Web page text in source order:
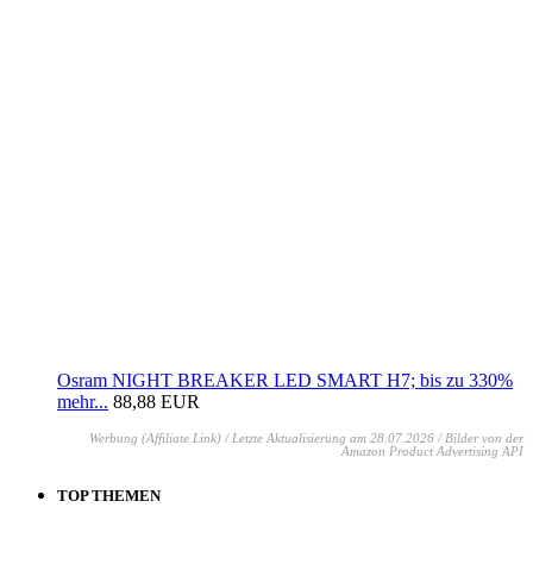
Osram NIGHT BREAKER LED SMART H7; bis zu 330%
mehr... 88,88 EUR
Werbung (Affiliate Link) / Letzte Aktualisierung am 28.07.2026 / Bilder von der
Amazon Product Advertising API
TOP THEMEN